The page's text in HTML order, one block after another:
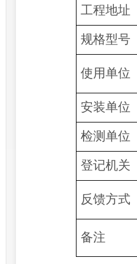
工程地址
规格型号
使用单位
安装单位
检测单位
登记机关
反馈方式
备注